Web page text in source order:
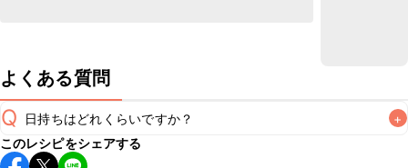
よくある質問
Q 日持ちはどれくらいですか？ +
保存期間は冷蔵で翌日中が目安です。なるべくお早めにお召
このレシピをシェアする